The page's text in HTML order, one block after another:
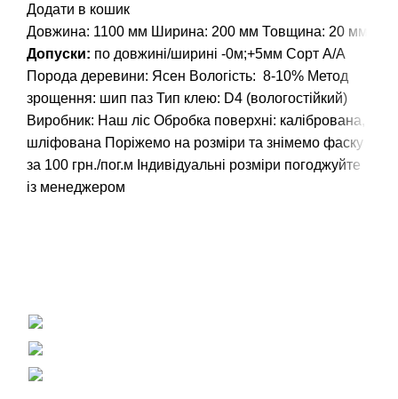
Додати в кошик
Довжина: 1100 мм Ширина: 200 мм Товщина: 20 мм
Допуски: по довжині/ширині -0м;+5мм Сорт А/А
Порода деревини: Ясен Вологість: 8-10% Метод
зрощення: шип паз Тип клею: D4 (вологостійкий)
Виробник: Наш ліс Обробка поверхні: калібрована,
шліфована Поріжемо на розміри та знімемо фаску
за 100 грн./пог.м Індивідуальні розміри погоджуйте
із менеджером